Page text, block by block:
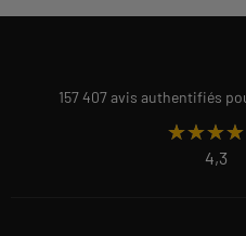
157 407 avis authentifiés
4,3